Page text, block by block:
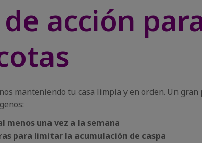
acción
manteniendo tu casa limpia y en orden. Un
menos una vez a la semana
para limitar la acumulación de caspa